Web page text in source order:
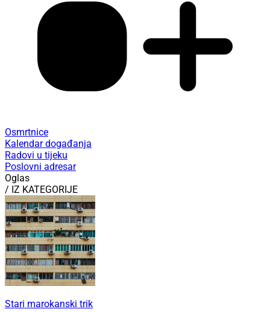
Osmrtnice
Kalendar događanja
Radovi u tijeku
Poslovni adresar
Oglas
/ IZ KATEGORIJE
Stari marokanski trik